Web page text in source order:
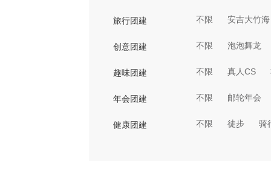
旅行团建 不限 安吉大竹海
创意团建 不限 泡泡舞龙
趣味团建 不限 真人CS
年会团建 不限 邮轮年会
健康团建 不限 徒步 骑